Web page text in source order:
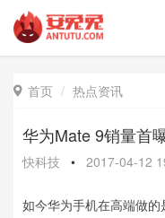
 首页 热点资讯
华为Mate 9销量首
快科技 • 2017-04-12
如今华为手机在高端做